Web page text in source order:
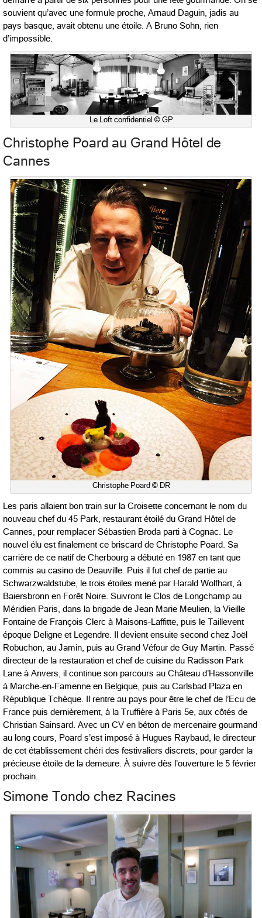
souvient qu’avec une formule proche, Arnaud Daguin, jadis au
pays basque, avait obtenu une étoile. A Bruno Sohn, rien
d’impossible.
Le Loft confidentiel © GP
Christophe Poard au Grand Hôtel de
Cannes
Christophe Poard © DR
Les paris allaient bon train sur la Croisette concernant le nom du
nouveau chef du 45 Park, restaurant étoilé du Grand Hôtel de
Cannes, pour remplacer Sébastien Broda parti à Cognac. Le
nouvel élu est finalement ce briscard de Christophe Poard. Sa
carrière de ce natif de Cherbourg a débuté en 1987 en tant que
commis au casino de Deauville. Puis il fut chef de partie au
Schwarzwaldstube, le trois étoiles mené par Harald Wolfhart, à
Baiersbronn en Forêt Noire. Suivront le Clos de Longchamp au
Méridien Paris, dans la brigade de Jean Marie Meulien, la Vieille
Fontaine de François Clerc à Maisons-Laffitte, puis le Taillevent
époque Deligne et Legendre. Il devient ensuite second chez Joël
Robuchon, au Jamin, puis au Grand Véfour de Guy Martin. Passé
directeur de la restauration et chef de cuisine du Radisson Park
Lane à Anvers, il continue son parcours au Château d’Hassonville
à Marche-en-Famenne en Belgique, puis au Carlsbad Plaza en
République Tchèque. Il rentre au pays pour être le chef de l’Ecu de
France puis dernièrement, à la Truffière à Paris 5e, aux côtés de
Christian Sainsard. Avec un CV en béton de mercenaire gourmand
au long cours, Poard s’est imposé à Hugues Raybaud, le directeur
de cet établissement chéri des festivaliers discrets, pour garder la
précieuse étoile de la demeure. À suivre dès l’ouverture le 5 février
prochain.
Simone Tondo chez Racines